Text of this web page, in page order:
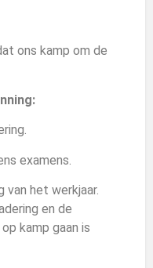
ons kamp om de
examens.
van het werkjaar.
en de
kamp gaan is